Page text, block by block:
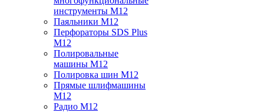
инструменты M12
Паяльники M12
Перфораторы SDS Plus
M12
Полировальные
машины M12
Полировка шин M12
Прямые шлифмашины
M12
Радио M12